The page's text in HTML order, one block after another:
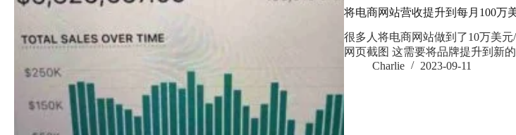
将电商网站营收提升到每月100万
很多人将电商网站做到了10万美元
网页截图 这需要将品牌提升到新
Charlie
2023-09-11